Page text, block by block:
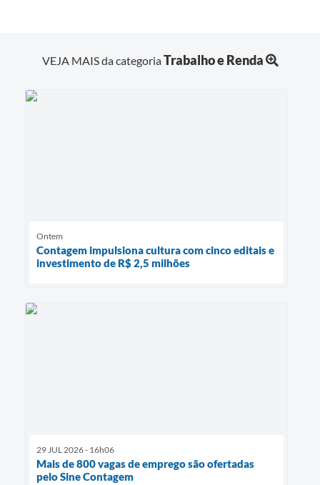
VEJA MAIS da categoriaTrabalho e Renda
Ontem
Contagem impulsiona cultura com cinco editais e
investimento de R$ 2,5 milhões
29 JUL 2026 - 16h06
Mais de 800 vagas de emprego são ofertadas
pelo Sine Contagem